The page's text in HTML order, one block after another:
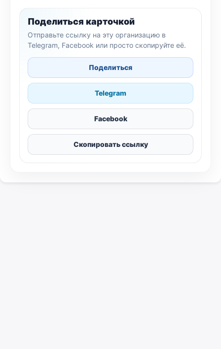
Поделиться карточкой
Отправьте ссылку на эту организацию в
Telegram, Facebook или просто скопируйте её.
Поделиться
Telegram
Facebook
Скопировать ссылку